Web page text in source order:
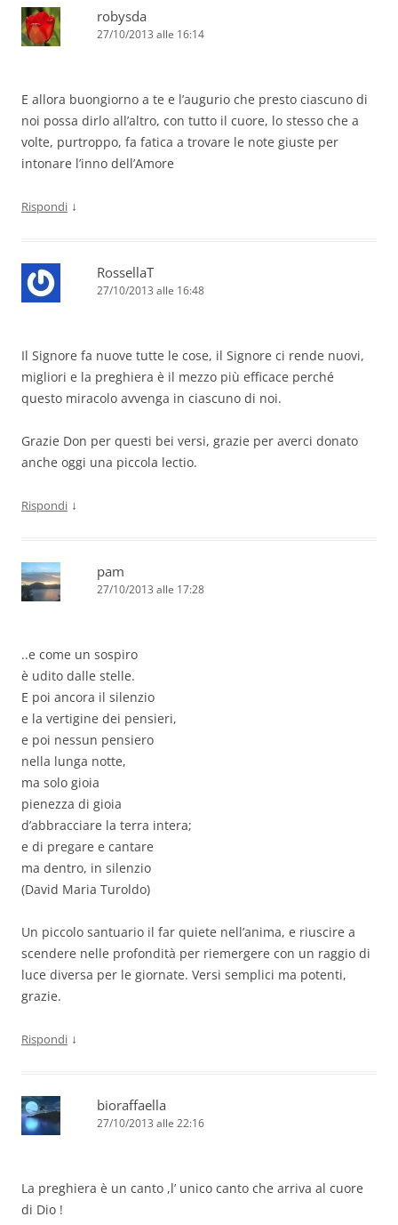
robysda
27/10/2013 alle 16:14
E allora buongiorno a te e l’augurio che presto ciascuno di
noi possa dirlo all’altro, con tutto il cuore, lo stesso che a
volte, purtroppo, fa fatica a trovare le note giuste per
intonare l’inno dell’Amore
Rispondi ↓
RossellaT
27/10/2013 alle 16:48
Il Signore fa nuove tutte le cose, il Signore ci rende nuovi,
migliori e la preghiera è il mezzo più efficace perché
questo miracolo avvenga in ciascuno di noi.
Grazie Don per questi bei versi, grazie per averci donato
anche oggi una piccola lectio.
Rispondi ↓
pam
27/10/2013 alle 17:28
..e come un sospiro
è udito dalle stelle.
E poi ancora il silenzio
e la vertigine dei pensieri,
e poi nessun pensiero
nella lunga notte,
ma solo gioia
pienezza di gioia
d’abbracciare la terra intera;
e di pregare e cantare
ma dentro, in silenzio
(David Maria Turoldo)
Un piccolo santuario il far quiete nell’anima, e riuscire a
scendere nelle profondità per riemergere con un raggio di
luce diversa per le giornate. Versi semplici ma potenti,
grazie.
Rispondi ↓
bioraffaella
27/10/2013 alle 22:16
La preghiera è un canto ,l’ unico canto che arriva al cuore
di Dio !